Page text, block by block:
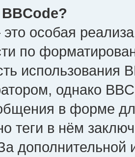
особая
по
использования
однако
в форме
теги в нём